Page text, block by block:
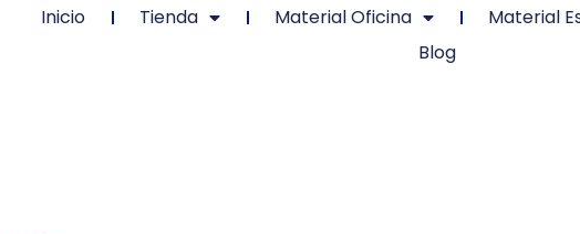
Inicio Tienda Material Oficina Material
Blog